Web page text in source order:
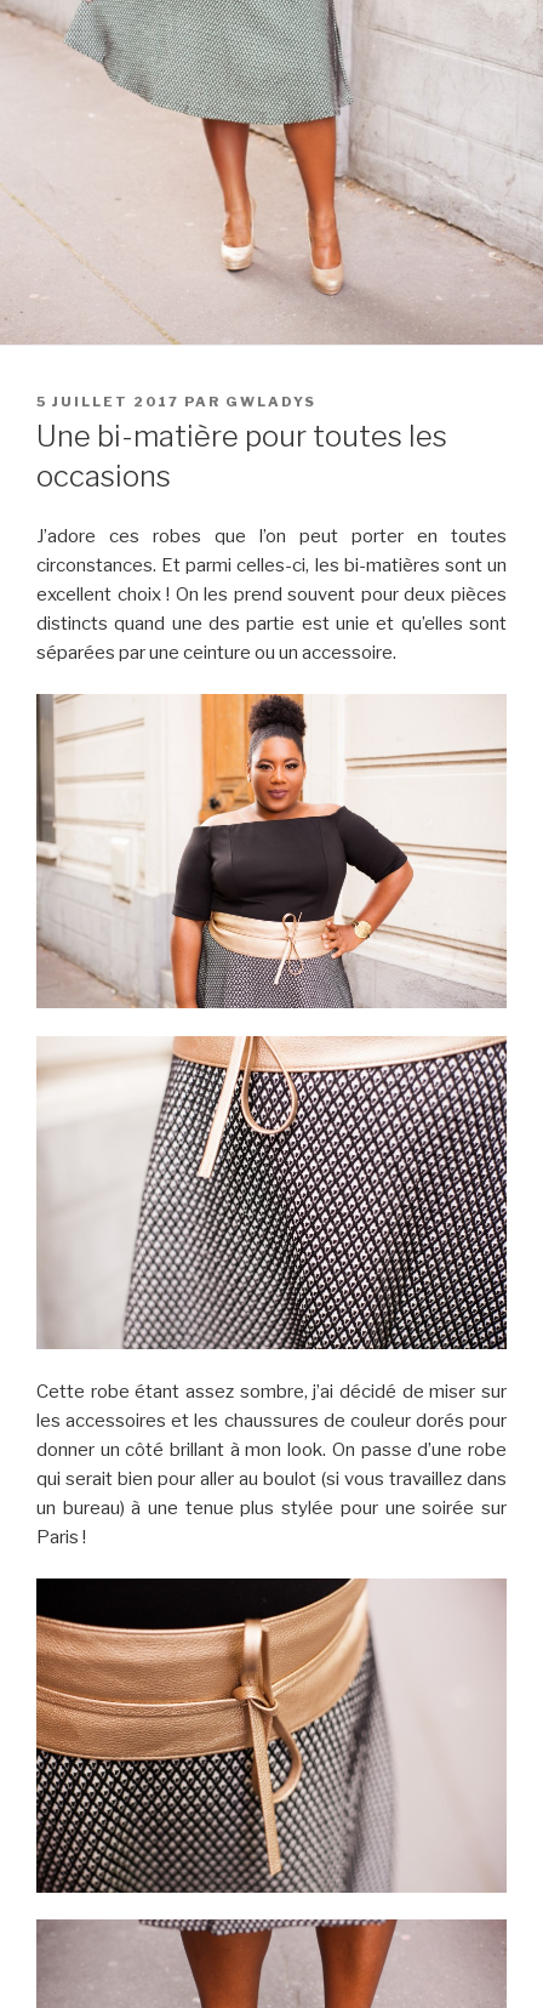
PUBLIÉ
LE
5 JUILLET 2017 PAR GWLADYS
Une bi-matière pour toutes les
occasions
J’adore ces robes que l’on peut porter en toutes
circonstances. Et parmi celles-ci, les bi-matières sont un
excellent choix ! On les prend souvent pour deux pièces
distincts quand une des partie est unie et qu’elles sont
séparées par une ceinture ou un accessoire.
Cette robe étant assez sombre, j’ai décidé de miser sur
les accessoires et les chaussures de couleur dorés pour
donner un côté brillant à mon look. On passe d’une robe
qui serait bien pour aller au boulot (si vous travaillez dans
un bureau) à une tenue plus stylée pour une soirée sur
Paris !